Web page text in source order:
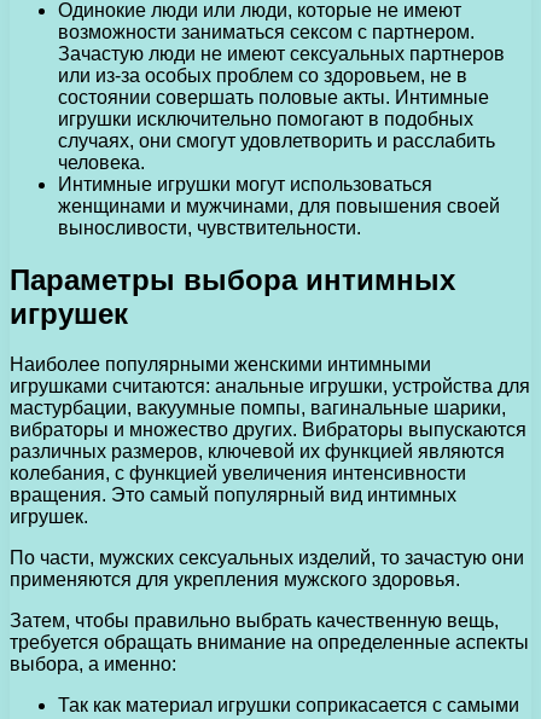
Одинокие люди или люди, которые не имеют
возможности заниматься сексом с партнером.
Зачастую люди не имеют сексуальных партнеров
или из-за особых проблем со здоровьем, не в
состоянии совершать половые акты. Интимные
игрушки исключительно помогают в подобных
случаях, они смогут удовлетворить и расслабить
человека.
Интимные игрушки могут использоваться
женщинами и мужчинами, для повышения своей
выносливости, чувствительности.
Параметры выбора интимных
игрушек
Наиболее популярными женскими интимными
игрушками считаются: анальные игрушки, устройства для
мастурбации, вакуумные помпы, вагинальные шарики,
вибраторы и множество других. Вибраторы выпускаются
различных размеров, ключевой их функцией являются
колебания, с функцией увеличения интенсивности
вращения. Это самый популярный вид интимных
игрушек.
По части, мужских сексуальных изделий, то зачастую они
применяются для укрепления мужского здоровья.
Затем, чтобы правильно выбрать качественную вещь,
требуется обращать внимание на определенные аспекты
выбора, а именно:
Так как материал игрушки соприкасается с самыми